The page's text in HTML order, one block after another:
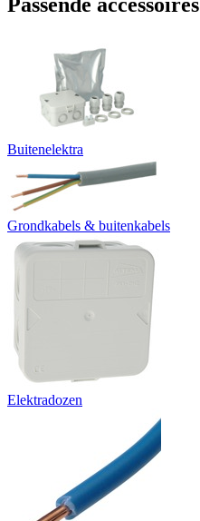
Buitenelektra
Grondkabels & buitenkabels
Elektradozen